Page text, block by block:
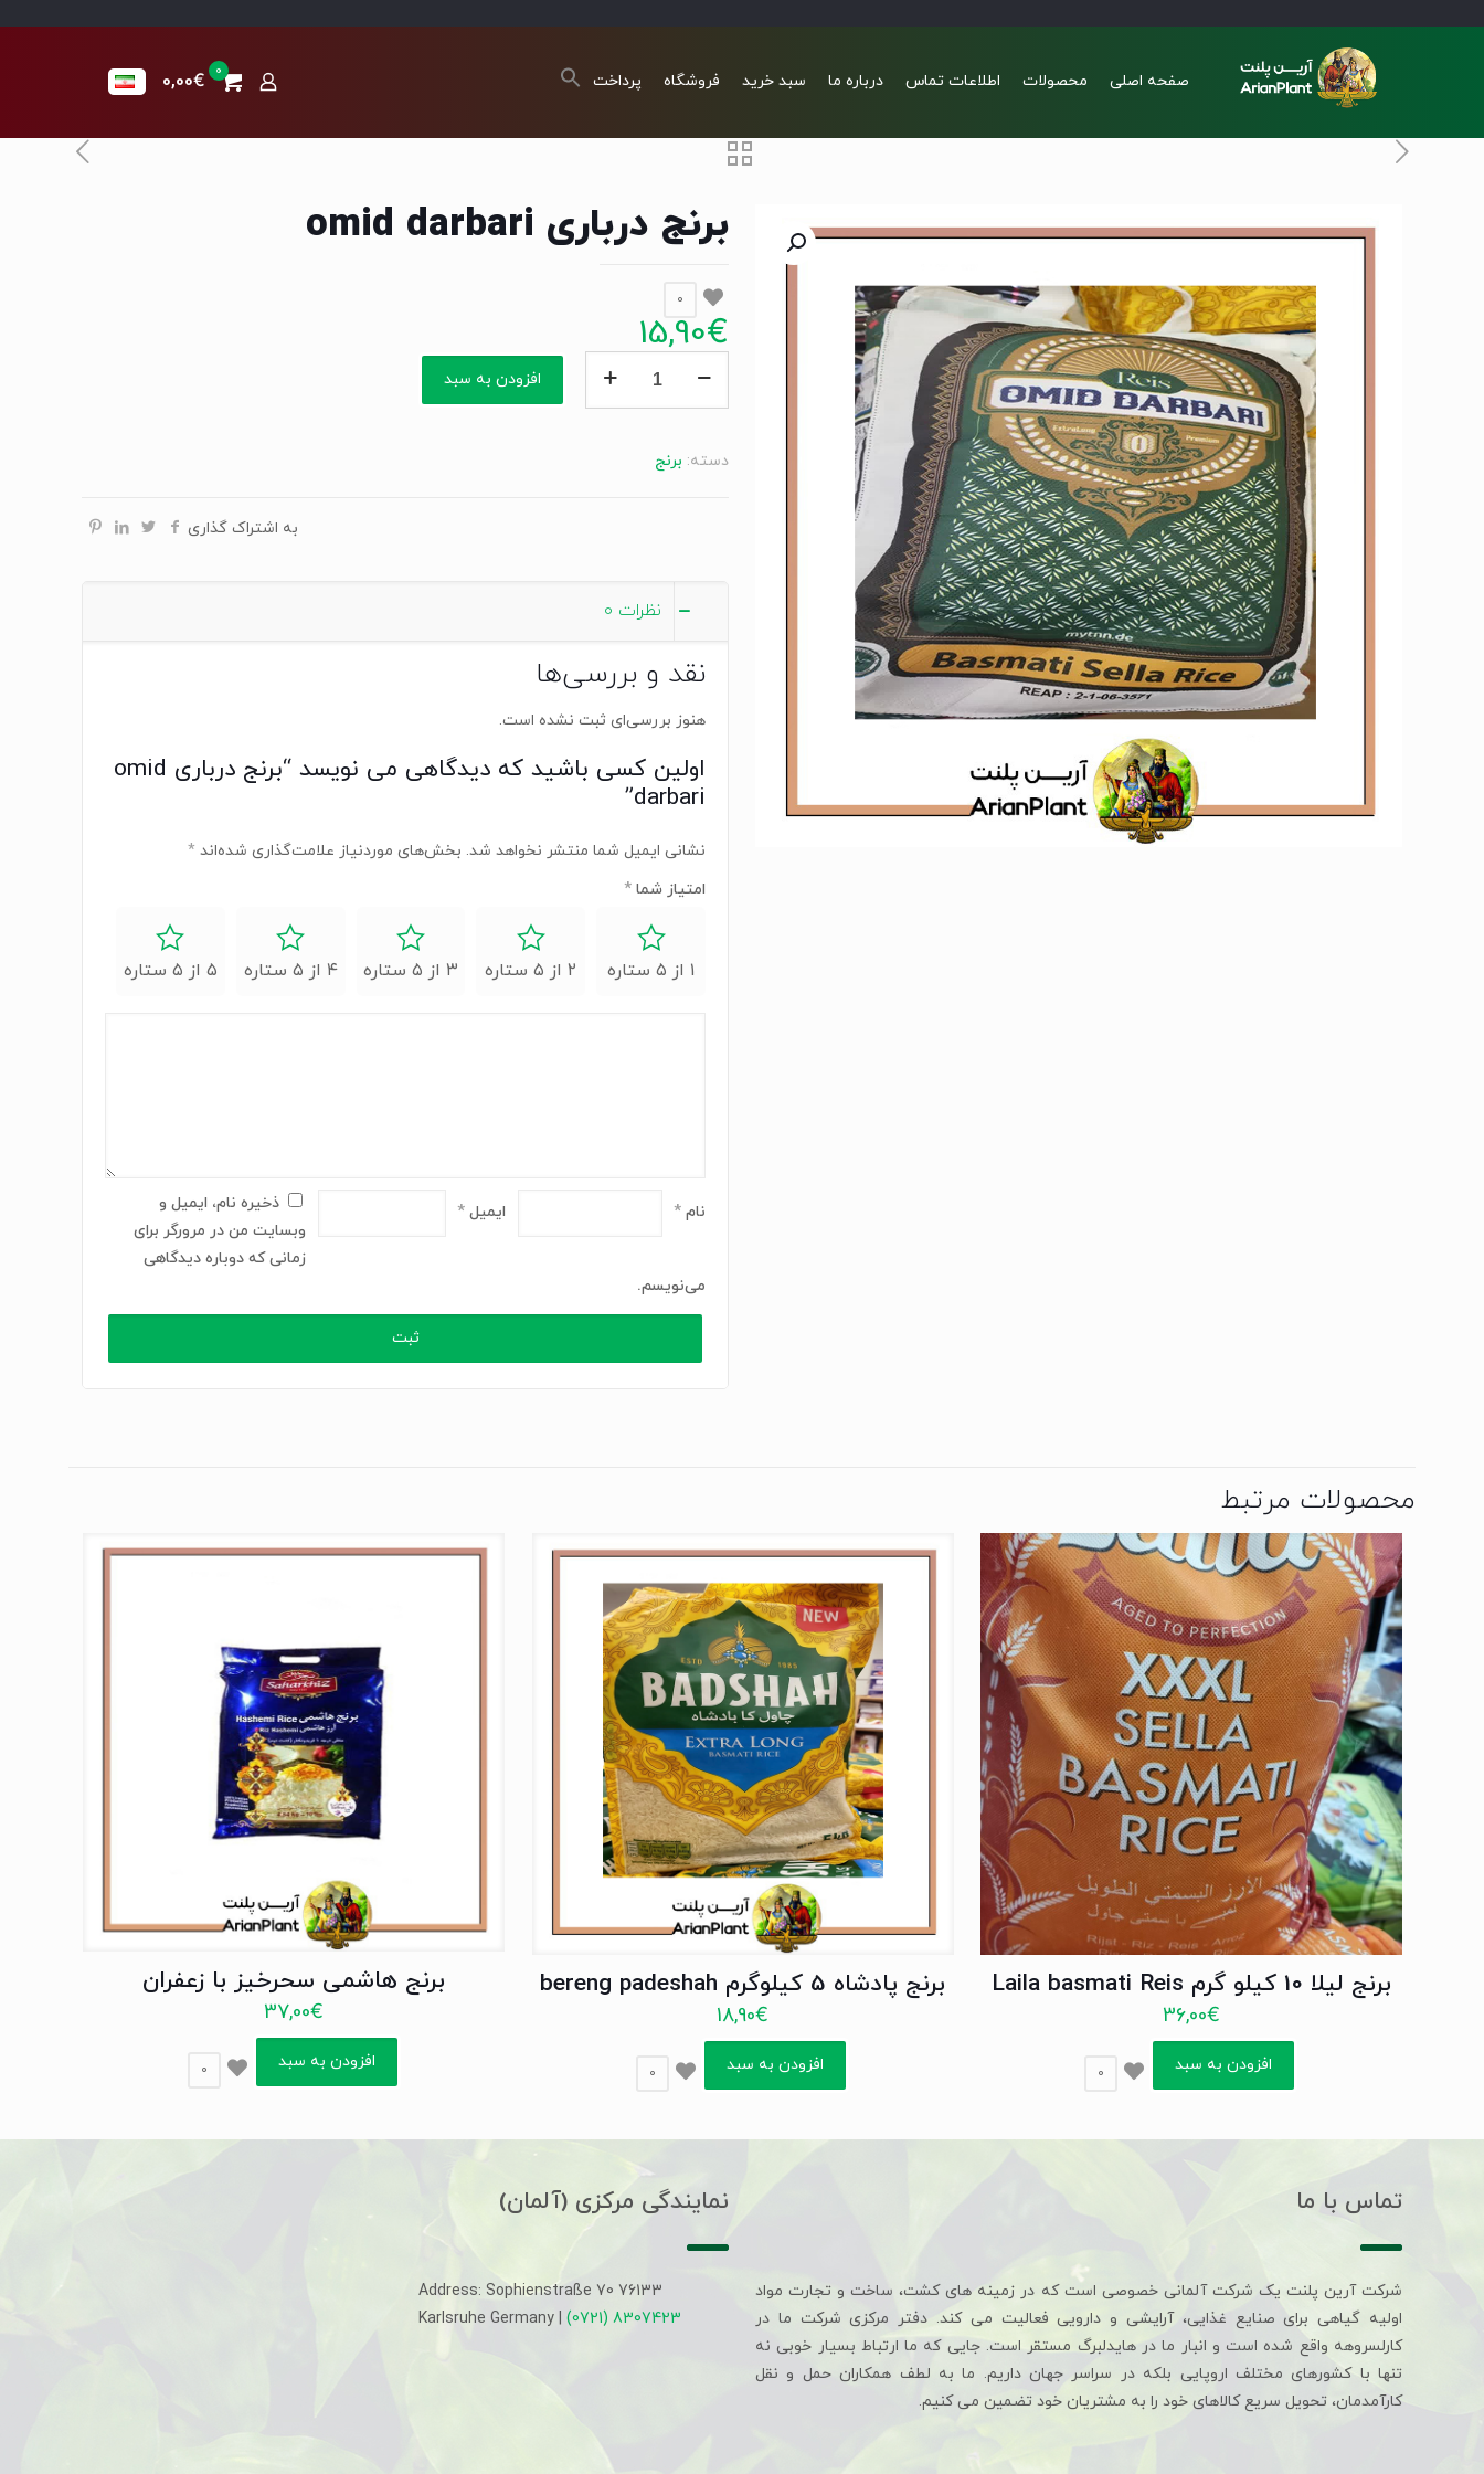
صفحه اصلی محصولات اطلاعات تماس درباره ما سبد خرید فروشگاه پرداخت 0
0,00€
برنج درباری omid darbari
0
15,90€
افزودن به سبد
دسته: برنج
به اشتراک گذاری
نظرات 0
نقد و بررسی‌ها
هنوز بررسی‌ای ثبت نشده است.
اولین کسی باشید که دیدگاهی می نویسد “برنج درباری omid
darbari”
نشانی ایمیل شما منتشر نخواهد شد. بخش‌های موردنیاز علامت‌گذاری شده‌اند *
امتیاز شما *
۱ از ۵ ستاره ۲ از ۵ ستاره ۳ از ۵ ستاره ۴ از ۵ ستاره ۵ از ۵ ستاره
نام * ایمیل*
ذخیره نام، ایمیل و
وبسایت من در مرورگر برای
زمانی که دوباره دیدگاهی
می‌نویسم.
محصولات مرتبط
برنج لیلا 10 کیلو گرم Laila basmati Reis
36,00€
افزودن به سبد 0
برنج پادشاه 5 کیلوگرم bereng padeshah
18,90€
افزودن به سبد 0
برنج هاشمی سحرخیز با زعفران
37,00€
افزودن به سبد 0
تماس با ما
شرکت آرین پلنت یک شرکت آلمانی خصوصی است که در زمینه های کشت، ساخت و تجارت مواد
اولیه گیاهی برای صنایع غذایی، آرایشی و دارویی فعالیت می کند. دفتر مرکزی شرکت ما در
کارلسروهه واقع شده است و انبار ما در هایدلبرگ مستقر است. جایی که ما ارتباط بسیار خوبی نه
تنها با کشورهای مختلف اروپایی بلکه در سراسر جهان داریم. ما به لطف همکاران حمل و نقل
کارآمدمان، تحویل سریع کالاهای خود را به مشتریان خود تضمین می کنیم.
نمایندگی مرکزی (آلمان)
Address: Sophienstraße 70 76133
Karlsruhe Germany | (0721) 8307423